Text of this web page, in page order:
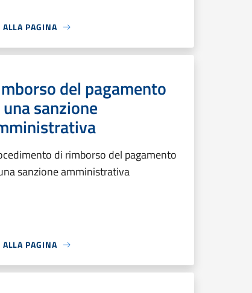
ALLA PAGINA
del pagamento
sanzione
di rimborso del pagamento
sanzione amministrativa
ALLA PAGINA